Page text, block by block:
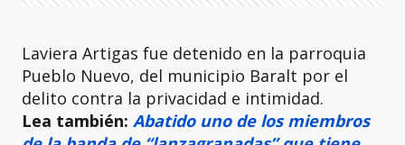
Laviera Artigas fue detenido en la parroquia
Pueblo Nuevo, del municipio Baralt por el
delito contra la privacidad e intimidad.
Lea también: Abatido uno de los miembros